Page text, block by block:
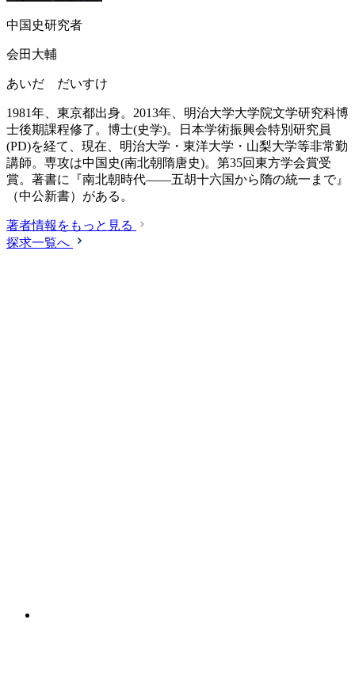
中国史研究者
会田大輔
あいだ だいすけ
1981年、東京都出身。2013年、明治大学大学院文学研究科博
士後期課程修了。博士(史学)。日本学術振興会特別研究員
(PD)を経て、現在、明治大学・東洋大学・山梨大学等非常勤
講師。専攻は中国史(南北朝隋唐史)。第35回東方学会賞受
賞。著書に『南北朝時代――五胡十六国から隋の統一まで』
（中公新書）がある。
著者情報をもっと見る
探求一覧へ